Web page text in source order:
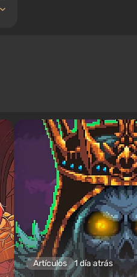
Artículos 1 día atrás